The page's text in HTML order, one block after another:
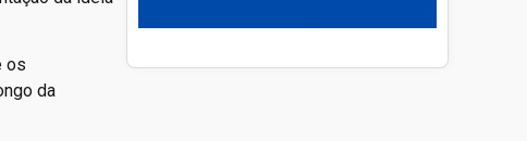
os
da